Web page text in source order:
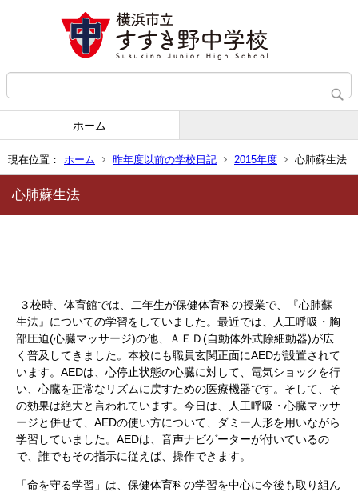
ホーム
現在位置： ホーム 昨年度以前の学校日記 2015年度 心肺蘇生法
心肺蘇生法
３校時、体育館では、二年生が保健体育科の授業で、『心肺蘇
生法』についての学習をしていました。最近では、人工呼吸・胸
部圧迫(心臓マッサージ)の他、ＡＥＤ(自動体外式除細動器)が広
く普及してきました。本校にも職員玄関正面にAEDが設置されて
います。AEDは、心停止状態の心臓に対して、電気ショックを行
い、心臓を正常なリズムに戻すための医療機器です。そして、そ
の効果は絶大と言われています。今日は、人工呼吸・心臓マッサ
ージと併せて、AEDの使い方について、ダミー人形を用いながら
学習していました。AEDは、音声ナビゲーターが付いているの
で、誰でもその指示に従えば、操作できます。
「命を守る学習」は、保健体育科の学習を中心に今後も取り組ん